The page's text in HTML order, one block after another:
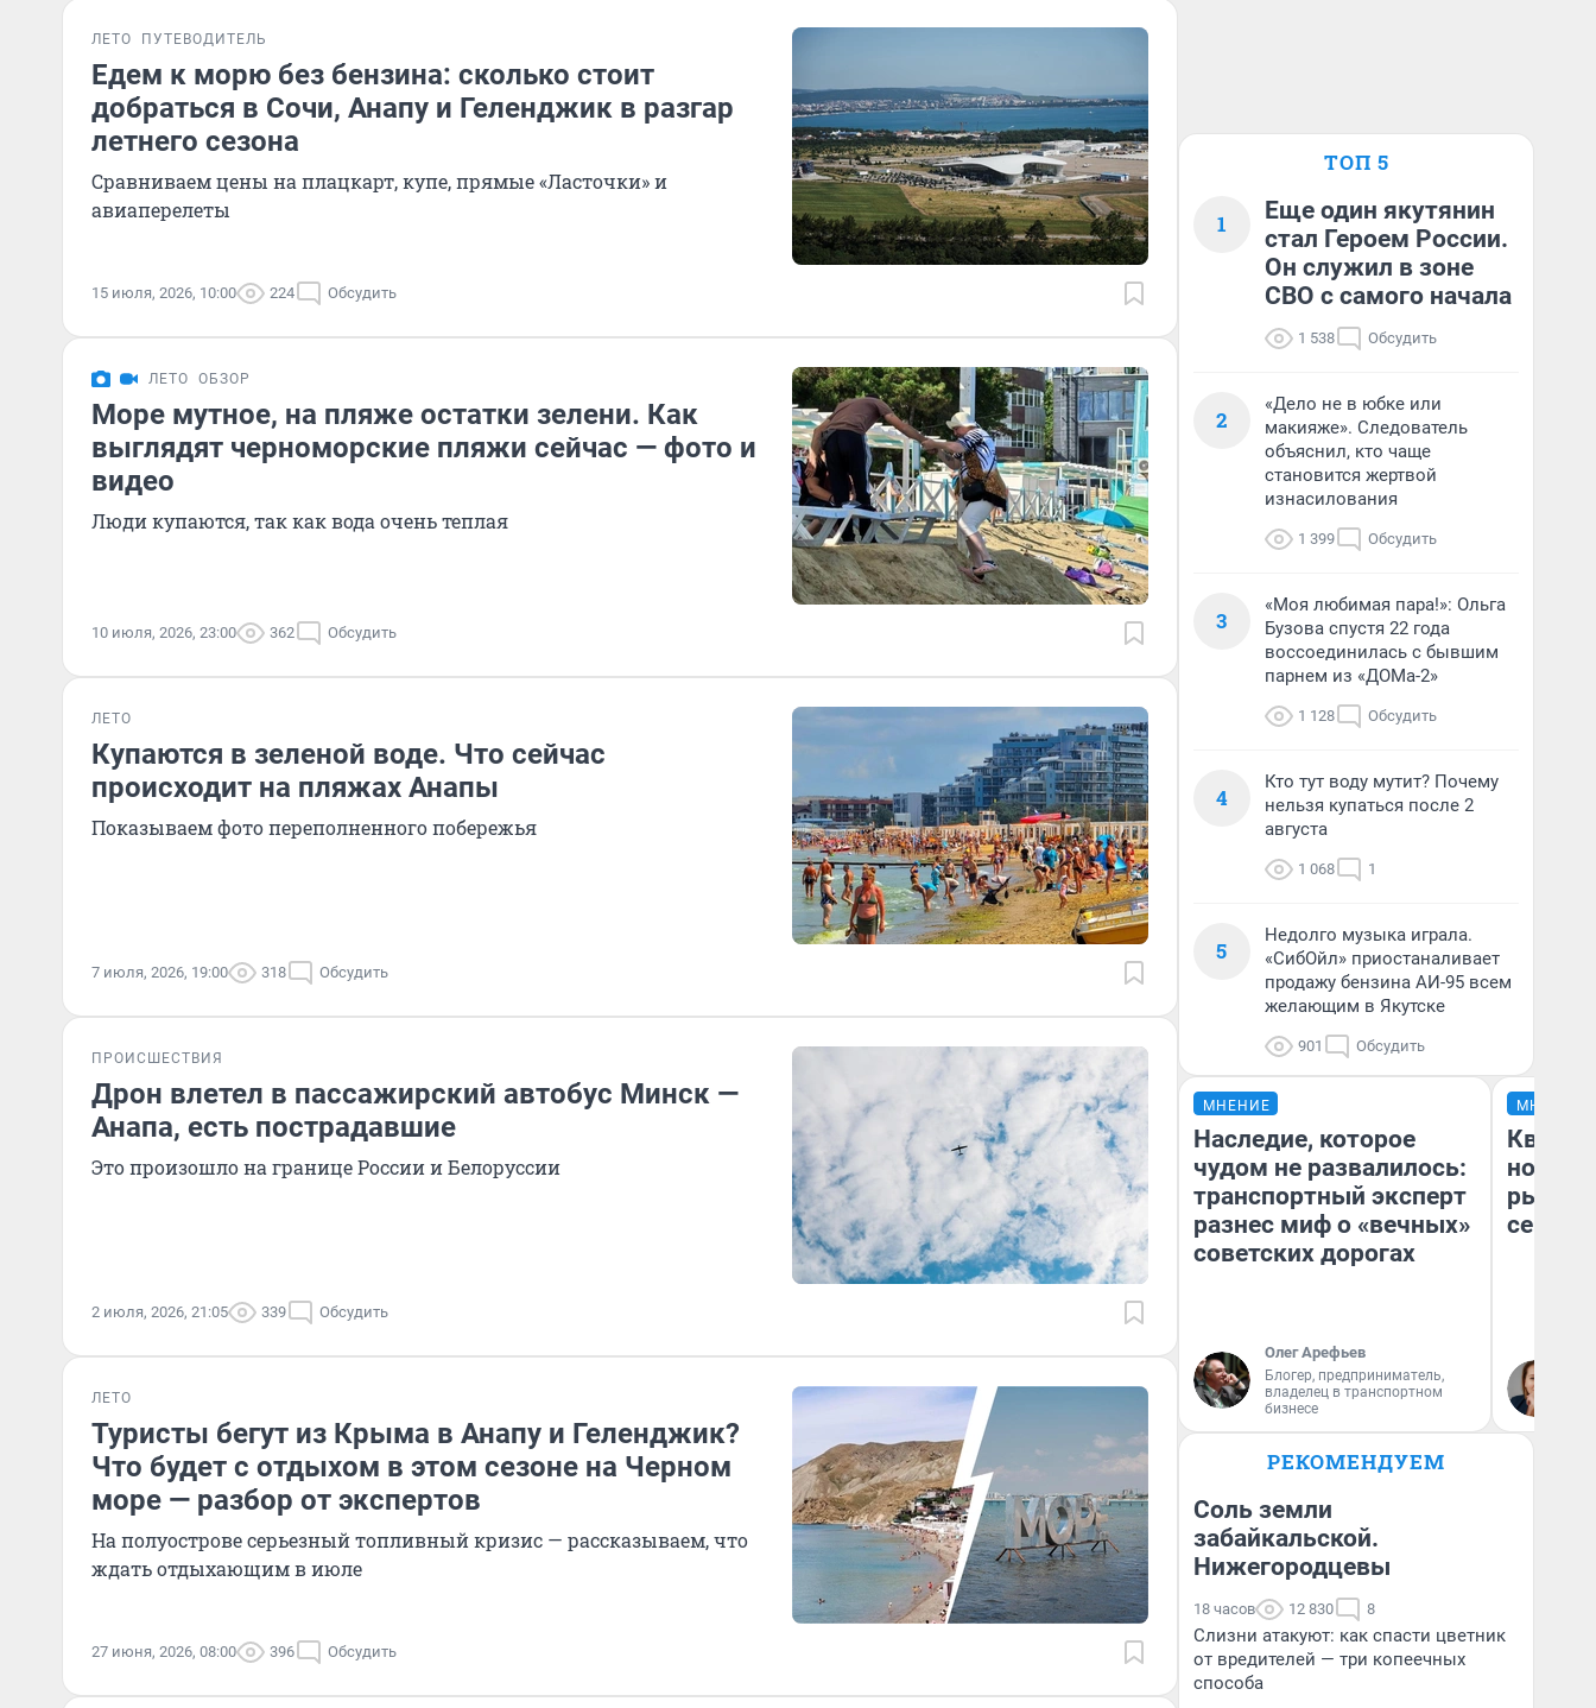
ЛЕТО ПУТЕВОДИТЕЛЬ
Едем к морю без бензина: сколько стоит
добраться в Сочи, Анапу и Геленджик в разгар
летнего сезона
Сравниваем цены на плацкарт, купе, прямые «Ласточки» и
авиаперелеты
15 июля, 2026, 10:00 224 Обсудить
ЛЕТО ОБЗОР
Море мутное, на пляже остатки зелени. Как
выглядят черноморские пляжи сейчас — фото и
видео
Люди купаются, так как вода очень теплая
10 июля, 2026, 23:00 362 Обсудить
ЛЕТО
Купаются в зеленой воде. Что сейчас
происходит на пляжах Анапы
Показываем фото переполненного побережья
7 июля, 2026, 19:00 318 Обсудить
ПРОИСШЕСТВИЯ
Дрон влетел в пассажирский автобус Минск —
Анапа, есть пострадавшие
Это произошло на границе России и Белоруссии
2 июля, 2026, 21:05 339 Обсудить
ЛЕТО
Туристы бегут из Крыма в Анапу и Геленджик?
Что будет с отдыхом в этом сезоне на Черном
море — разбор от экспертов
На полуострове серьезный топливный кризис — рассказываем, что
ждать отдыхающим в июле
27 июня, 2026, 08:00 396 Обсудить
ТОП 5
1
Еще один якутянин
стал Героем России.
Он служил в зоне
СВО с самого начала
1 538 Обсудить
2
«Дело не в юбке или
макияже». Следователь
объяснил, кто чаще
становится жертвой
изнасилования
1 399 Обсудить
3
«Моя любимая пара!»: Ольга
Бузова спустя 22 года
воссоединилась с бывшим
парнем из «ДОМа-2»
1 128 Обсудить
4
Кто тут воду мутит? Почему
нельзя купаться после 2
августа
1 068 1
5
Недолго музыка играла.
«СибОйл» приостаналивает
продажу бензина АИ-95 всем
желающим в Якутске
901 Обсудить
МНЕНИЕ
Наследие, которое
чудом не развалилось:
транспортный эксперт
разнес миф о «вечных»
советских дорогах
Олег Арефьев
Блогер, предприниматель,
владелец в транспортном
бизнесе
МНЕНИЕ
но
рынок
РЕКОМЕНДУЕМ
Соль земли
забайкальской.
Нижегородцевы
18 часов 12 830 8
Слизни атакуют: как спасти цветник
от вредителей — три копеечных
способа